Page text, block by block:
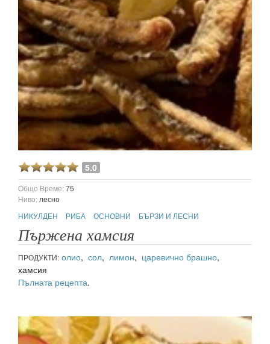
5.0
Общо Време:75
Ниво: лесно
НИКУЛДЕН
РИБА ОСНОВНИ БЪРЗИ И ЛЕСНИ
Пържена хамсия
ПРОДУКТИ: олио, сол, лимон, царевично брашно,
хамсия
Пълната рецепта.